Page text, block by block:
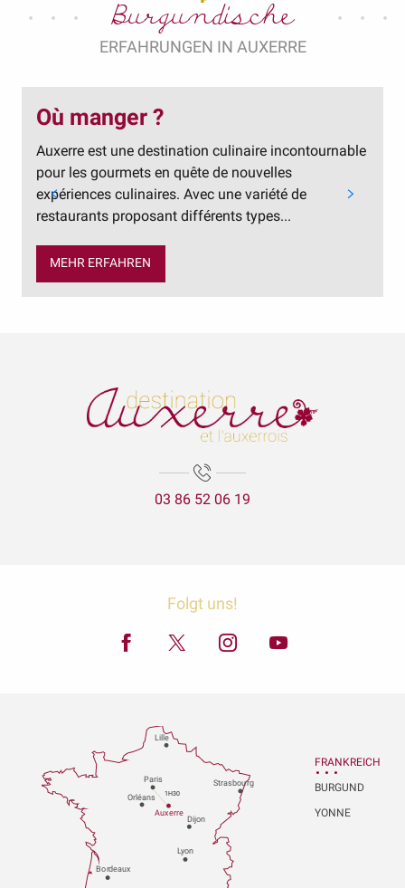
Burgundische
ERFAHRUNGEN IN AUXERRE
Où manger ?
Auxerre est une destination culinaire incontournable
pour les gourmets en quête de nouvelles
expériences culinaires. Avec une variété de
restaurants proposant différents types...
MEHR ERFAHREN
03 86 52 06 19
Folgt uns!
Paris
Dijon
Orléans
Bordeaux
Lyon
Auxerre
Strasbourg
Lille
1H30
FRANKREICH
BURGUND
YONNE